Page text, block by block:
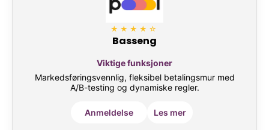
★★★★☆
Basseng
Viktige funksjoner
Markedsføringsvennlig, fleksibel betalingsmur med
A/B-testing og dynamiske regler.
Anmeldelse Les mer